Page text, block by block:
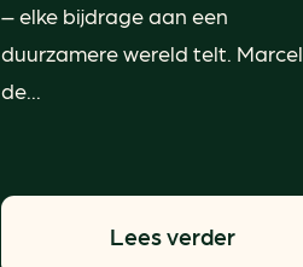
– elke bijdrage aan een
duurzamere wereld telt. Marcel
de...
Lees verder